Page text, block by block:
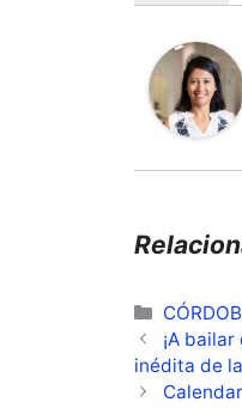
¡A
inédita de